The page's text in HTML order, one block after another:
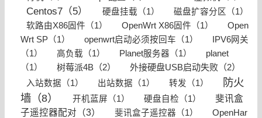
Centos7（5） 硬盘挂载（1）
磁盘扩容分区（1）
软路由X86固件（1）
OpenWrt X86固件（1）
Open
Wrt SP（1）
openwrt启动必须按回车（1）
IPV6网关
（1）
高负载（1） Planet服务器（1）
planet
（1）
树莓派4B（2） 外接硬盘USB启动失败（2）
入站数据（1） 出站数据（1） 转发（1）
防火
墙（8）
开机蓝屏（1） 硬盘自检（1）
斐讯盒
子遥控器配对（3）
斐讯盒子遥控器（1）
OpenHar